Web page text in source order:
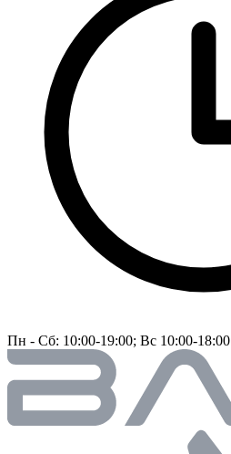
Пн - Сб: 10:00-19:00; Вс 10:00-18:00